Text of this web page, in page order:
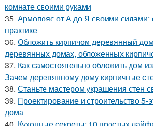
комнате своими руками
35. Армопояс от А до Я своими силами:
практике
36. Обложить кирпичом деревянный
деревянных домах, обложенных
37. Как самостоятельно обложить дом
Зачем деревянному дому кирпичные
38. Станьте мастером украшения стен
39. Проектирование и строительство 5-
дома